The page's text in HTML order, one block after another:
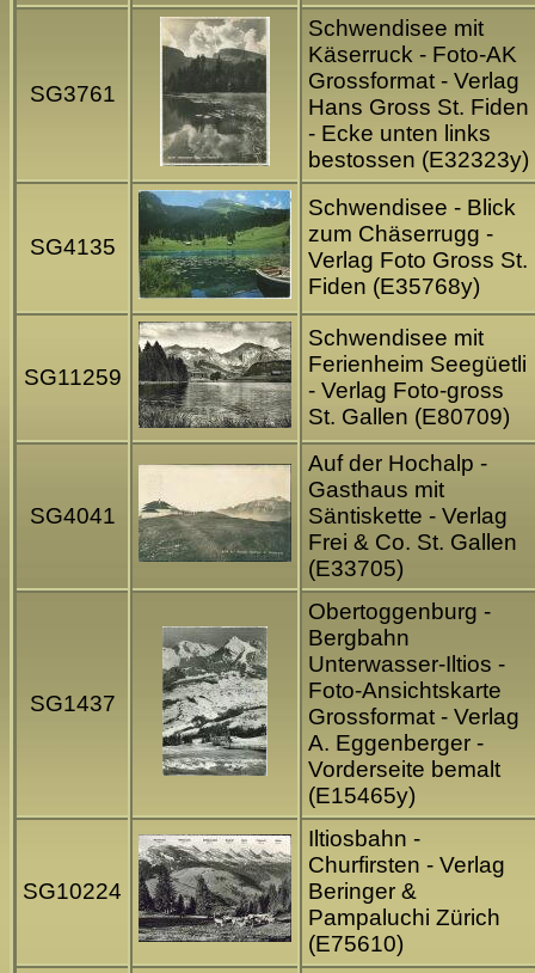
SG3761
Schwendisee mit
Käserruck - Foto-AK
Grossformat - Verlag
Hans Gross St. Fiden
- Ecke unten links
bestossen (E32323y)
SG4135
Schwendisee - Blick
zum Chäserrugg -
Verlag Foto Gross St.
Fiden (E35768y)
SG11259
Schwendisee mit
Ferienheim Seegüetli
- Verlag Foto-gross
St. Gallen (E80709)
SG4041
Auf der Hochalp -
Gasthaus mit
Säntiskette - Verlag
Frei & Co. St. Gallen
(E33705)
SG1437
Obertoggenburg -
Bergbahn
Unterwasser-Iltios -
Foto-Ansichtskarte
Grossformat - Verlag
A. Eggenberger -
Vorderseite bemalt
(E15465y)
SG10224
Iltiosbahn -
Churfirsten - Verlag
Beringer &
Pampaluchi Zürich
(E75610)